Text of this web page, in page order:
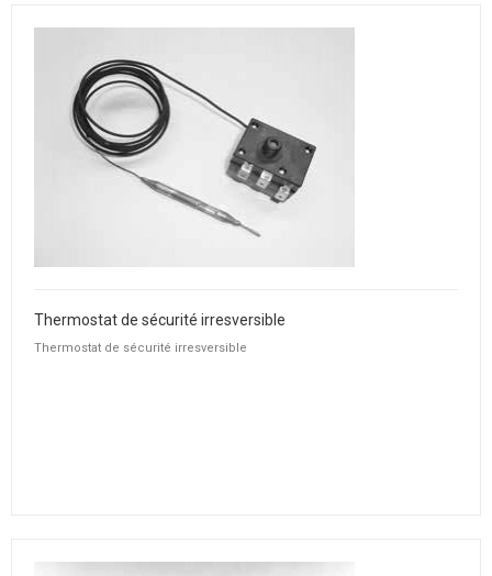
Thermostat de sécurité irresversible
Thermostat de sécurité irresversible